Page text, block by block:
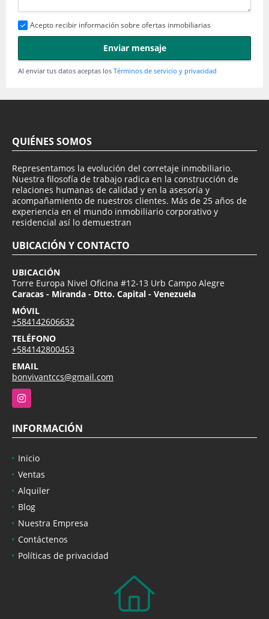
Acepto recibir información sobre ofertas inmobiliarias
Enviar mensaje
Al enviar tus datos aceptas los Términos de servicio y privacidad
QUIÉNES SOMOS
Representamos la evolución del corretaje inmobiliario.
Nuestra filosofía de trabajo radica en la construcción de
relaciones humanas de calidad y en la asesoría y
acompañamiento de nuestros clientes. Más de 25 años de
experiencia en el mundo inmobiliario corporativo y
residencial así lo demuestran
UBICACIÓN Y CONTACTO
UBICACIÓN
Torre Europa Nivel Oficina #12-13 Urb Campo Alegre
Caracas - Miranda - Dtto. Capital - Venezuela
MÓVIL
+584142606632
TELÉFONO
+584142800453
EMAIL
bonvivantccs@gmail.com
Instagram
INFORMACIÓN
Inicio
Ventas
Alquiler
Blog
Nuestra Empresa
Contáctenos
Políticas de privacidad